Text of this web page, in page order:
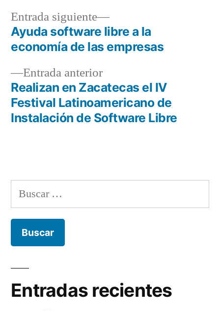
Navegación
entradas
Entrada anteriorEntrada
anterior:
Realizan en Zacatecas el IV
Festival Latinoamericano de
Instalación de Software Libre
Entrada siguiente
Entrada
siguiente:
Ayuda software libre a la
economía de las empresas
Buscar:
Entradas recientes